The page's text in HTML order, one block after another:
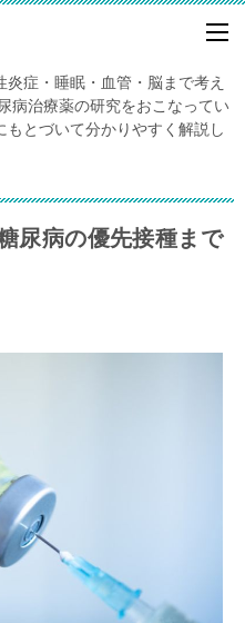
症・睡眠・血管・脳まで考え
病治療薬の研究をおこなってい
とづいて分かりやすく解説し
尿病の優先接種まで